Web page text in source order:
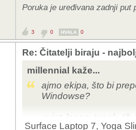
Poruka je uređivana zadnji put
3 0 HVALA 0
Re: Čitatelji biraju -
millennial kaže...
ajmo ekipa, što bi
Windowse?
uvjet: lagan, tanak,
kvalitetan display
Surface Laptop 7, Yoga